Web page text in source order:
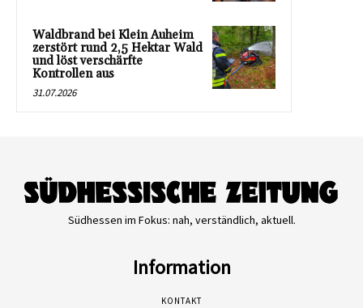
Waldbrand bei Klein Auheim
zerstört rund 2,5 Hektar Wald
und löst verschärfte
Kontrollen aus
31.07.2026
Südhessen im Fokus: nah, verständlich, aktuell.
Information
KONTAKT